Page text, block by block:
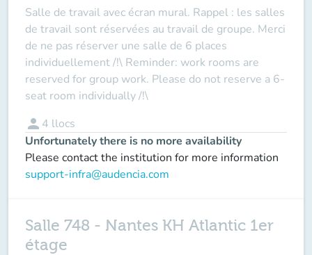
Salle de travail avec écran mural. Rappel : les salles
de travail sont réservées au travail de groupe. Merci
de ne pas réserver une salle de 6 places
individuellement /!\ Reminder: work rooms are
reserved for group work. Please do not reserve a 6-
seat room individually /!\
person 4 llocs
Unfortunately there is no more availability
Please contact the institution for more information
support-infra@audencia.com
Salle 748 - Nantes KH Atlantic 1er
étage